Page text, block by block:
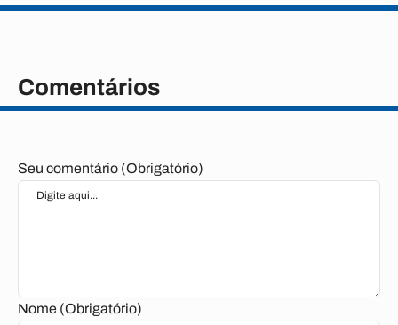
Comentários
Seu comentário (Obrigatório)
Nome (Obrigatório)